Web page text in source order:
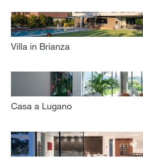
Villa in Brianza
Casa a Lugano